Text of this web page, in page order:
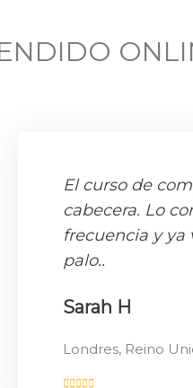
El curso de
cabecera. Lo
frecuencia y ya
palo..
Sarah H
Londres, Reino